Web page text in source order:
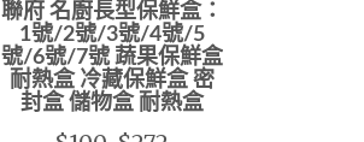
聯府 名廚長型保鮮盒：
1號/2號/3號/4號/5
號/6號/7號 蔬果保鮮盒
耐熱盒 冷藏保鮮盒 密
封盒 儲物盒 耐熱盒